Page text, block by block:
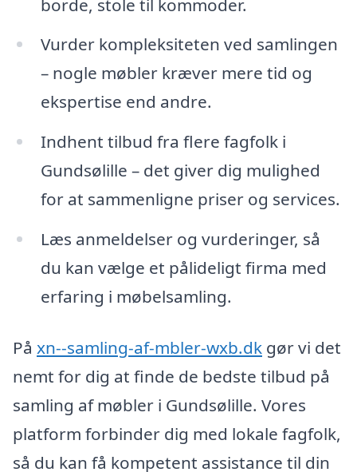
Vurder kompleksiteten ved samlingen
– nogle møbler kræver mere tid og
ekspertise end andre.
Indhent tilbud fra flere fagfolk i
Gundsølille – det giver dig mulighed
for at sammenligne priser og services.
Læs anmeldelser og vurderinger, så
du kan vælge et pålideligt firma med
erfaring i møbelsamling.
På xn--samling-af-mbler-wxb.dk gør vi det
nemt for dig at finde de bedste tilbud på
samling af møbler i Gundsølille. Vores
platform forbinder dig med lokale fagfolk,
så du kan få kompetent assistance til din